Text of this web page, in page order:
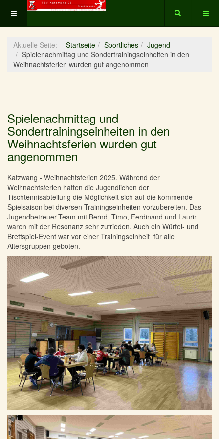
Aktuelle Seite: Startseite Sportliches
Jugend
Spielenachmittag und Sondertrainingseinheiten in den
Weihnachtsferien wurden gut angenommen
Spielenachmittag und
Sondertrainingseinheiten in den
Weihnachtsferien wurden gut
angenommen
Katzwang - Weihnachtsferien 2025. Während der
Weihnachtsferien hatten die Jugendlichen der
Tischtennisabteilung die Möglichkeit sich auf die kommende
Spielsaison bei diversen Trainingseinheiten vorzubereiten. Das
Jugendbetreuer-Team mit Bernd, Timo, Ferdinand und Laurin
waren mit der Resonanz sehr zufrieden. Auch ein Würfel- und
Brettspiel-Event war vor einer Trainingseinheit für alle
Altersgruppen geboten.